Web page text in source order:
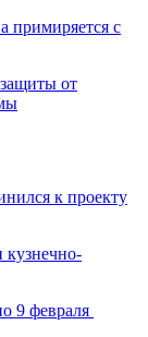
примиряется с
от
к проекту
кузнечно-
9 февраля